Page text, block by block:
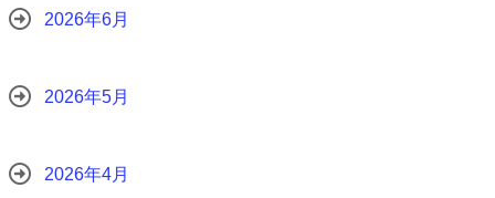
2026年6月
2026年5月
2026年4月